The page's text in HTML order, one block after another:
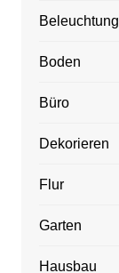
Beleuchtung
Boden
Büro
Dekorieren
Flur
Garten
Hausbau